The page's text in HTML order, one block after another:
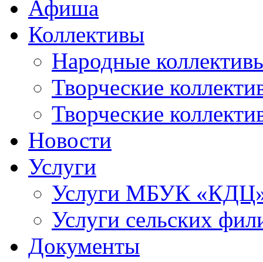
Афиша
Коллективы
Народные
Творческие
Творческие
Новости
Услуги
Услуги МБУК
Услуги сельских
Документы